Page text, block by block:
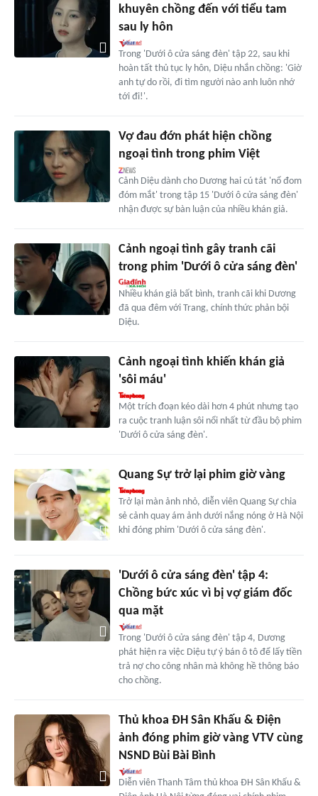
khuyên chồng đến với tiểu tam
sau ly hôn
Trong 'Dưới ô cửa sáng đèn' tập 22, sau khi
hoàn tất thủ tục ly hôn, Diệu nhắn chồng: 'Giờ
anh tự do rồi, đi tìm người nào anh luôn nhớ
tới đi!'.
Vợ đau đớn phát hiện chồng
ngoại tình trong phim Việt
Cảnh Diệu dành cho Dương hai cú tát 'nổ đom
đóm mắt' trong tập 15 'Dưới ô cửa sáng đèn'
nhận được sự bàn luận của nhiều khán giả.
Cảnh ngoại tình gây tranh cãi
trong phim 'Dưới ô cửa sáng đèn'
Nhiều khán giả bất bình, tranh cãi khi Dương
đã qua đêm với Trang, chính thức phản bội
Diệu.
Cảnh ngoại tình khiến khán giả
'sôi máu'
Một trích đoạn kéo dài hơn 4 phút nhưng tạo
ra cuộc tranh luận sôi nổi nhất từ đầu bộ phim
'Dưới ô cửa sáng đèn'.
Quang Sự trở lại phim giờ vàng
Trở lại màn ảnh nhỏ, diễn viên Quang Sự chia
sẻ cảnh quay ám ảnh dưới nắng nóng ở Hà Nội
khi đóng phim 'Dưới ô cửa sáng đèn'.
'Dưới ô cửa sáng đèn' tập 4:
Chồng bức xúc vì bị vợ giám đốc
qua mặt
Trong 'Dưới ô cửa sáng đèn' tập 4, Dương
phát hiện ra việc Diệu tự ý bán ô tô để lấy tiền
trả nợ cho công nhân mà không hề thông báo
cho chồng.
Thủ khoa ĐH Sân Khấu & Điện
ảnh đóng phim giờ vàng VTV cùng
NSND Bùi Bài Bình
Diễn viên Thanh Tâm thủ khoa ĐH Sân Khấu &